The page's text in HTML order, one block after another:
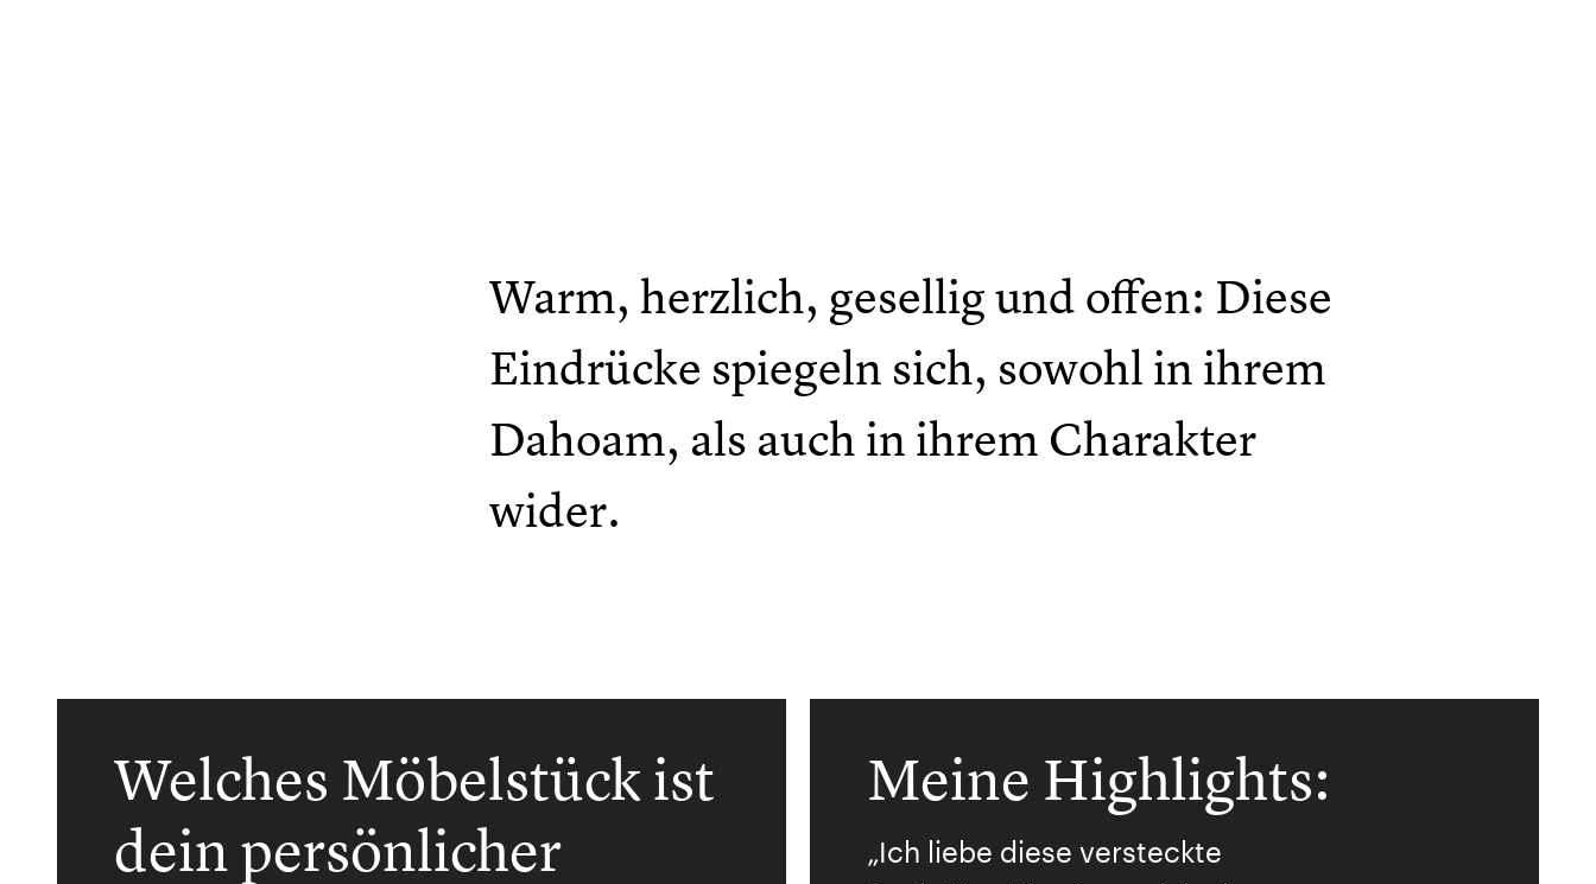
Warm, herzlich, gesellig und offen: Diese
Eindrücke spiegeln sich, sowohl in ihrem
Dahoam, als auch in ihrem Charakter
wider.
Welches Möbelstück ist
dein persönlicher
Meine Highlights:
„Ich liebe diese versteckte